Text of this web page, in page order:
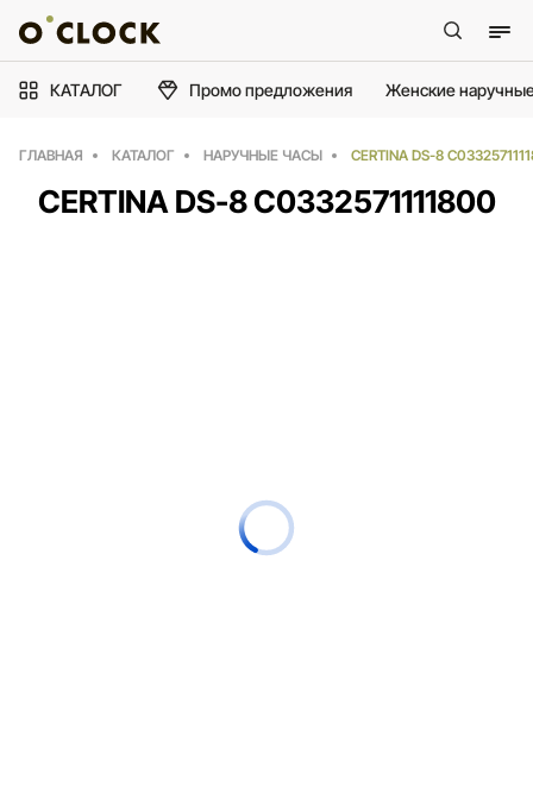
КАТАЛОГ Промо предложения Женские
ГЛАВНАЯ КАТАЛОГ НАРУЧНЫЕ ЧАСЫ CERTINA DS-8
CERTINA DS-8 C0332571111800